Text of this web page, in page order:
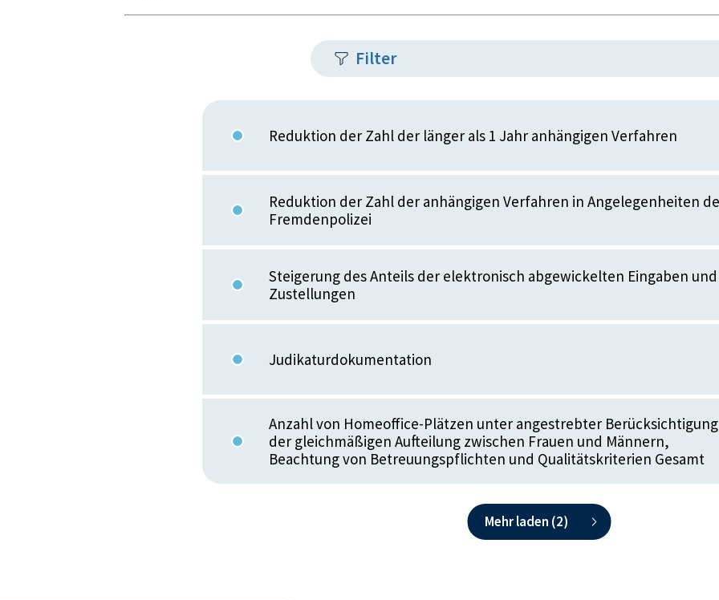
Filter
Reduktion der Zahl der länger als 1 Jahr anhängigen Verfahren
Reduktion der Zahl der anhängigen Verfahren in Angelegenheiten
Fremdenpolizei
Steigerung des Anteils der elektronisch abgewickelten Eingaben und
Zustellungen
Judikaturdokumentation
Anzahl von Homeoffice-Plätzen unter angestrebter Berücksichtigung
der gleichmäßigen Aufteilung zwischen Frauen und Männern,
Beachtung von Betreuungspflichten und Qualitätskriterien Gesamt
Mehr laden (2)